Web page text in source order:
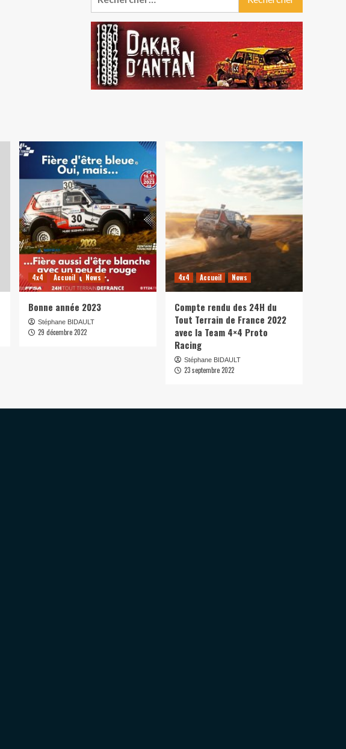
4x4 Accueil News
Bonne année 2023
Stéphane BIDAULT
29 décembre 2022
4x4 Accueil News
Compte rendu des 24H du
Tout Terrain de France 2022
avec la Team 4×4 Proto
Racing
Stéphane BIDAULT
23 septembre 2022